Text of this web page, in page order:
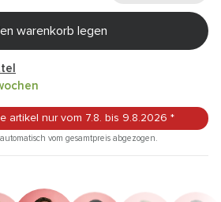
warenkorb legen
artikel nur vom 7.8. bis 9.8.2026 *
vom gesamtpreis abgezogen.